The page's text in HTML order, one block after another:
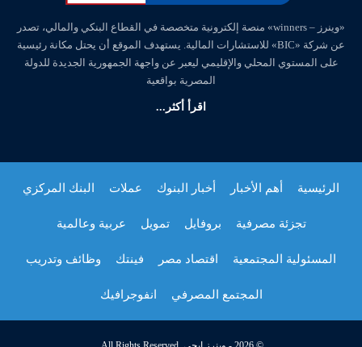
«وينرز – winners» منصة إلكترونية متخصصة في القطاع البنكي والمالي، تصدر
عن شركة «BIC» للاستشارات المالية. يستهدف الموقع أن يحتل مكانة رئيسية
على المستوي المحلي والإقليمي ليعبر عن واجهة الجمهورية الجديدة للدولة
المصرية بواقعية
اقرأ أكثر...
الرئيسية أهم الأخبار أخبار البنوك عملات البنك المركزي
تجزئة مصرفية بروفايل تمويل عربية وعالمية
المسئولية المجتمعية اقتصاد مصر فينتك وظائف وتدريب
المجتمع المصرفي انفوجرافيك